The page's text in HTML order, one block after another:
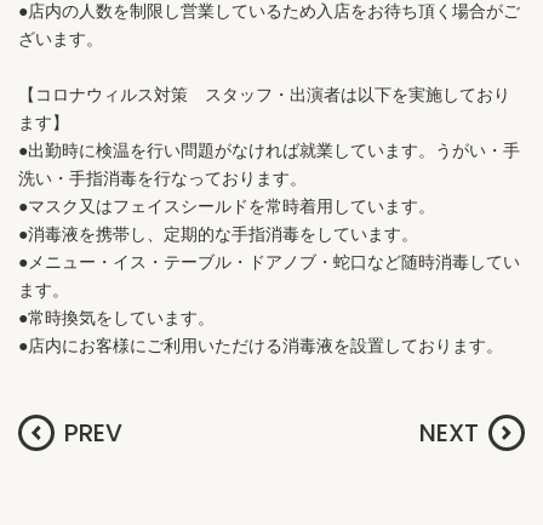
●店内の人数を制限し営業しているため入店をお待ち頂く場合がご
ざいます。
【コロナウィルス対策 スタッフ・出演者は以下を実施しており
ます】
●出勤時に検温を行い問題がなければ就業しています。うがい・手
洗い・手指消毒を行なっております。
●マスク又はフェイスシールドを常時着用しています。
●消毒液を携帯し、定期的な手指消毒をしています。
●メニュー・イス・テーブル・ドアノブ・蛇口など随時消毒してい
ます。
●常時換気をしています。
●店内にお客様にご利用いただける消毒液を設置しております。